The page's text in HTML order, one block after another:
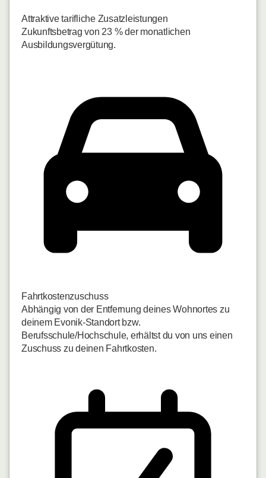
Attraktive tarifliche Zusatzleistungen
Zukunftsbetrag von 23 % der monatlichen
Ausbildungsvergütung.
Fahrtkostenzuschuss
Abhängig von der Entfernung deines Wohnortes zu
deinem Evonik-Standort bzw.
Berufsschule/Hochschule, erhältst du von uns einen
Zuschuss zu deinen Fahrtkosten.